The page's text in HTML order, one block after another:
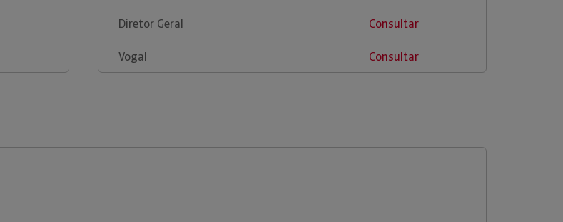
Diretor Geral Consultar
Vogal Consultar